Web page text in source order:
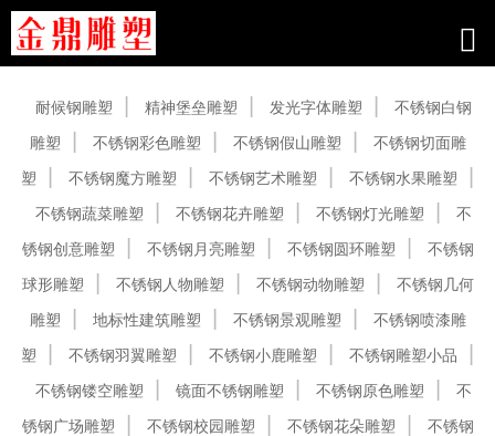
耐候钢雕塑 精神堡垒雕塑 发光字体雕塑
不锈钢白钢
雕塑
不锈钢彩色雕塑 不锈钢假山雕塑
不锈钢切面雕
塑
不锈钢魔方雕塑 不锈钢艺术雕塑
不锈钢水果雕塑
不锈钢蔬菜雕塑
不锈钢花卉雕塑 不锈钢灯光雕塑
不
锈钢创意雕塑
不锈钢月亮雕塑 不锈钢圆环雕塑
不锈钢
球形雕塑
不锈钢人物雕塑 不锈钢动物雕塑
不锈钢几何
雕塑
地标性建筑雕塑 不锈钢景观雕塑
不锈钢喷漆雕
塑
不锈钢羽翼雕塑 不锈钢小鹿雕塑
不锈钢雕塑小品
不锈钢镂空雕塑
镜面不锈钢雕塑 不锈钢原色雕塑
不
锈钢广场雕塑
不锈钢校园雕塑 不锈钢花朵雕塑
不锈钢